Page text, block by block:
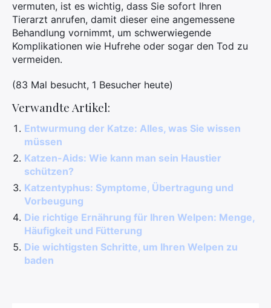
vermuten, ist es wichtig, dass Sie sofort Ihren
Tierarzt anrufen, damit dieser eine angemessene
Behandlung vornimmt, um schwerwiegende
Komplikationen wie Hufrehe oder sogar den Tod zu
vermeiden.
(83 Mal besucht, 1 Besucher heute)
Verwandte Artikel:
Entwurmung der Katze: Alles, was Sie wissen
müssen
Katzen-Aids: Wie kann man sein Haustier
schützen?
Katzentyphus: Symptome, Übertragung und
Vorbeugung
Die richtige Ernährung für Ihren Welpen: Menge,
Häufigkeit und Fütterung
Die wichtigsten Schritte, um Ihren Welpen zu
baden